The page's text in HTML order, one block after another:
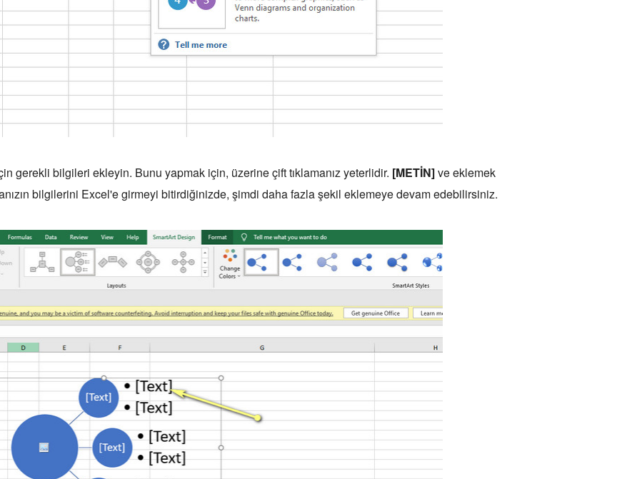
gerekli bilgileri ekleyin. Bunu yapmak için, üzerine çift tıklamanız yeterlidir. [METİN]ve eklemek
bilgilerini Excel'e girmeyi bitirdiğinizde, şimdi daha fazla şekil eklemeye devam edebilirsiniz.